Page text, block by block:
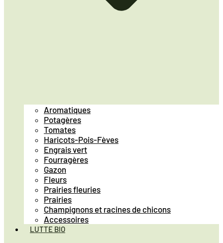
Aromatiques
Potagères
Tomates
Haricots-Pois-Fèves
Engrais vert
Fourragères
Gazon
Fleurs
Prairies fleuries
Prairies
Champignons et racines de chicons
Accessoires
LUTTE BIO